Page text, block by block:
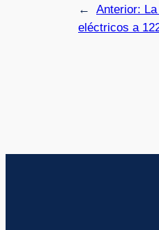
← Anterior:
eléctricos a